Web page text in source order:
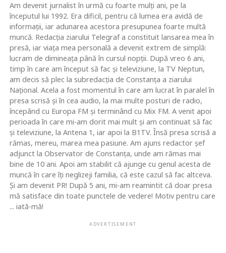
Am devenit jurnalist în urmă cu foarte mulţi ani, pe la
începutul lui 1992. Era dificil, pentru că lumea era avidă de
informaţii, iar adunarea acestora presupunea foarte multă
muncă. Redacţia ziarului Telegraf a constituit lansarea mea în
presă, iar viaţa mea personală a devenit extrem de simplă:
lucram de dimineaţa până în cursul nopţii. După vreo 6 ani,
timp în care am început să fac şi televiziune, la TV Neptun,
am decis să plec la subredacţia de Constanţa a ziarului
Naţional. Acela a fost momentul în care am lucrat în paralel în
presa scrisă şi în cea audio, la mai multe posturi de radio,
începând cu Europa FM şi terminând cu Mix FM. A venit apoi
perioada în care mi-am dorit mai mult şi am continuat să fac
şi televiziune, la Antena 1, iar apoi la B1TV. Însă presa scrisă a
rămas, mereu, marea mea pasiune. Am ajuns redactor şef
adjunct la Observator de Constanţa, unde am rămas mai
bine de 10 ani. Apoi am stabilit că ajunge cu genul acesta de
muncă în care îţi neglizeji familia, că este cazul să fac altceva.
Şi am devenit PR! După 5 ani, mi-am reamintit că doar presa
mă satisface din toate punctele de vedere! Motiv pentru care
... iată-mă!
ADVERTISEMENT